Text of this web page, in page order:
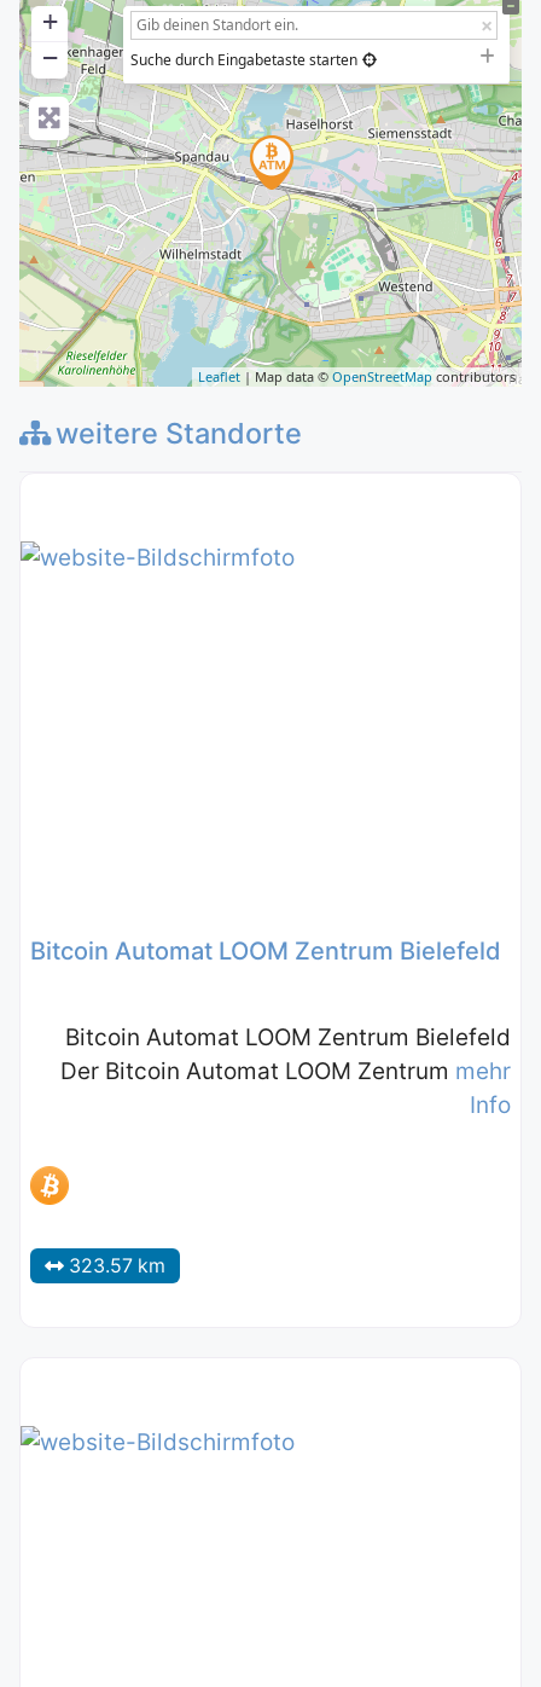
+
−
Suche durch Eingabetaste starten
Leaflet | Map data © OpenStreetMapcontributors
weitere Standorte
Bitcoin Automat LOOM Zentrum Bielefeld
Bitcoin Automat LOOM Zentrum Bielefeld
Der Bitcoin Automat LOOM Zentrum mehr
Info
323.57 km